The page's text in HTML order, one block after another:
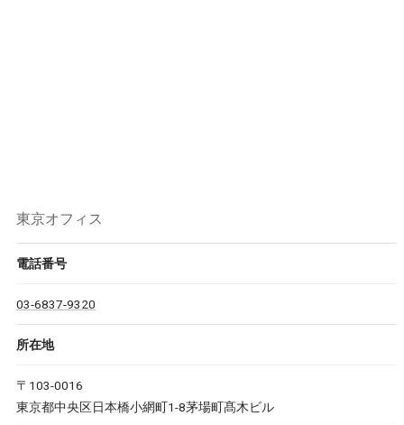
東京オフィス
電話番号
03-6837-9320
所在地
〒103-0016
東京都中央区日本橋小網町1-8茅場町髙木ビル